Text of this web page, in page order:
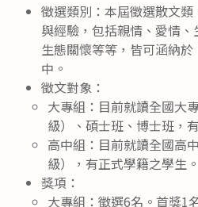
徵選類別：本屆徵選散文
與經驗，包括親情、愛情
生態關懷等等，皆可涵納
中。
徵文對象：
大專組：目前就讀全國大
級）、碩士班、博士班，
高中組：目前就讀全國高
級），有正式學籍之學生。
獎項：
大專組：徵選6名。首獎1